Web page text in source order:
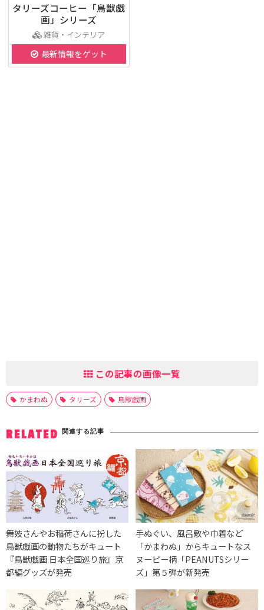
タリーズコーヒー「鳥獣戯
画」シリーズ
雑貨・インテリア
最新情報をゲット
この記事の画像一覧
かまわぬ タリーズ 鳥獣戯画
RELATED 関連する記事
舞妓さんやお稲荷さんに扮した
鳥獣戯画の動物たちがキュート
『鳥獣戯画 日本全国巡り旅』京
都編グッズが発売
手ぬぐい、風呂敷や巾着など
「かまわぬ」からキュートなス
ヌーピー柄「PEANUTSシリー
ズ」第５弾が新発売